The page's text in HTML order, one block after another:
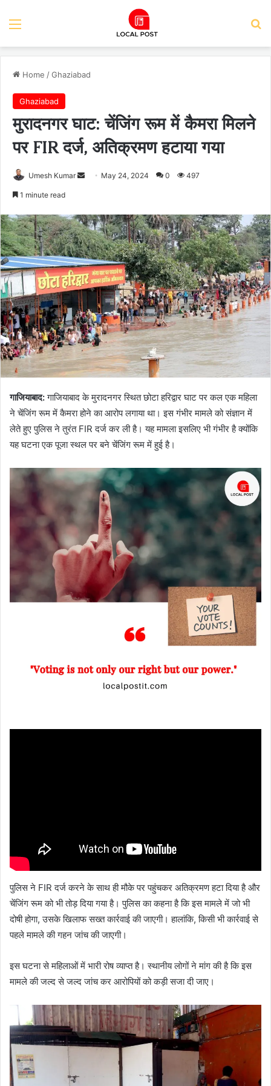
Menu
Home /Ghaziabad
Ghaziabad
मुरादनगर घाट: चेंजिंग रूम में कैमरा मिलने
पर FIR दर्ज, अतिक्रमण हटाया गया
Umesh Kumar
Send May 24, 2024 0 497
1 minute read
गाजियाबाद:गाजियाबाद के मुरादनगर स्थित छोटा हरिद्वार घाट पर कल एक महिला
ने चेंजिंग रूम में कैमरा होने का आरोप लगाया था। इस गंभीर मामले को संज्ञान में
लेते हुए पुलिस ने तुरंत FIR दर्ज कर ली है। यह मामला इसलिए भी गंभीर है क्योंकि
यह घटना एक पूजा स्थल पर बने चेंजिंग रूम में हुई है।
पुलिस ने FIR दर्ज करने के साथ ही मौके पर पहुंचकर अतिक्रमण हटा दिया है और
चेंजिंग रूम को भी तोड़ दिया गया है। पुलिस का कहना है कि इस मामले में जो भी
दोषी होगा, उसके खिलाफ सख्त कार्रवाई की जाएगी। हालांकि, किसी भी कार्रवाई से
पहले मामले की गहन जांच की जाएगी।
इस घटना से महिलाओं में भारी रोष व्याप्त है। स्थानीय लोगों ने मांग की है कि इस
मामले की जल्द से जल्द जांच कर आरोपियों को कड़ी सजा दी जाए।